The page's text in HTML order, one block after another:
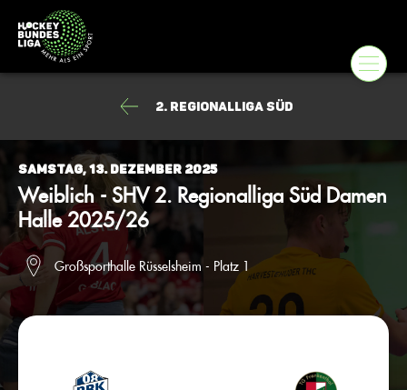
2. Regionalliga Süd
Samstag, 13. Dezember 2025
Weiblich - SHV 2. Regionalliga Süd Damen
Halle 2025/26
Großsporthalle Rüsselsheim - Platz 1